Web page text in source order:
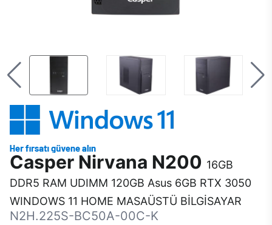
Casper Nirvana N200 16GB
DDR5 RAM UDIMM 120GB Asus 6GB RTX 3050
WINDOWS 11 HOME MASAÜSTÜ BİLGİSAYAR
N2H.225S-BC50A-00C-K